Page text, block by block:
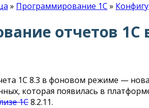
» Программирование 1С »
отчетов 1С
1С 8.3 в фоновом режиме —
которая появилась в
1С8.2.11.